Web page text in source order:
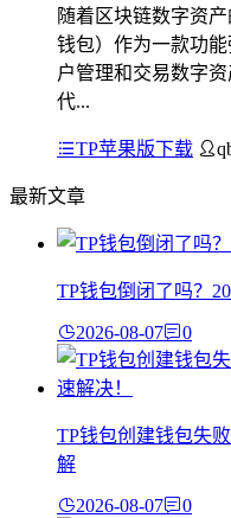
随着区块链数字资产
钱包）作为一款功
户管理和交易数字
代...
TP苹果版下载
最新文章
TP钱包倒闭了吗？
2026-08-07 0
TP钱包创建钱包失
解
2026-08-07 0